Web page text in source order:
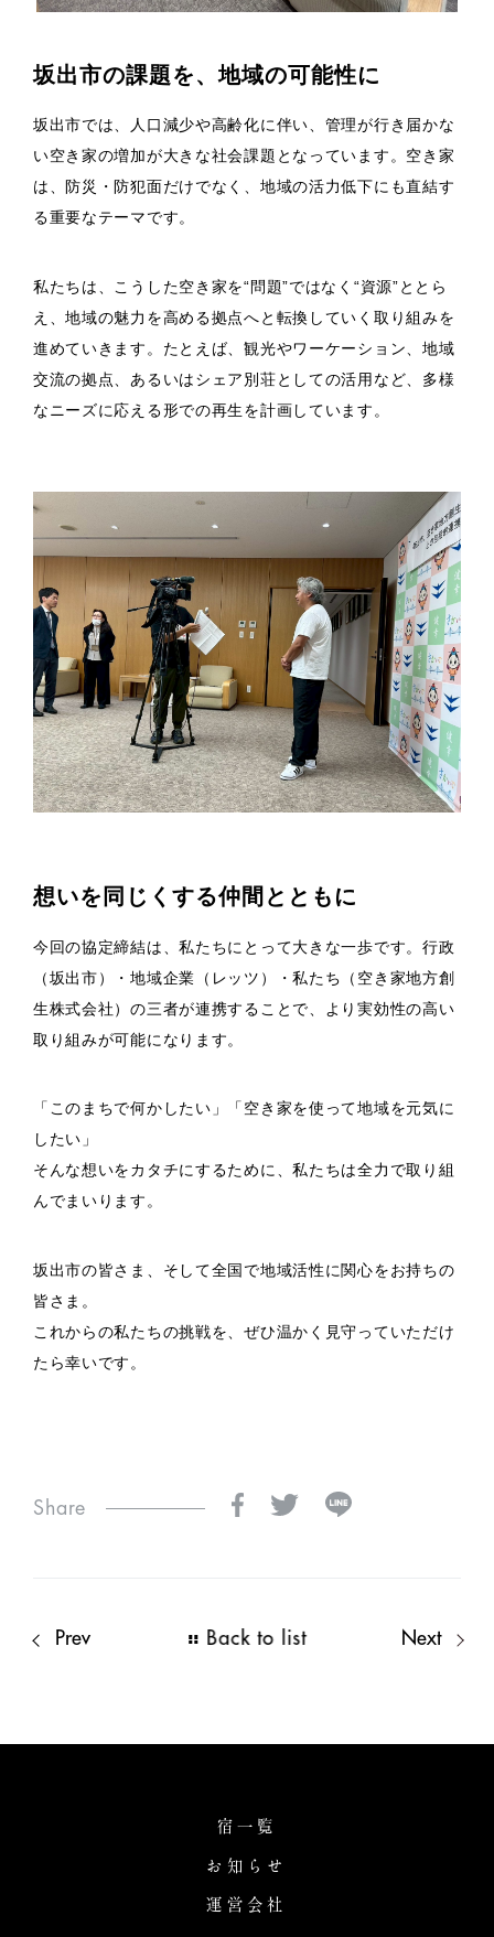
坂出市の課題を、地域の可能性に
坂出市では、人口減少や高齢化に伴い、管理が行き届かな
い空き家の増加が大きな社会課題となっています。空き家
は、防災・防犯面だけでなく、地域の活力低下にも直結す
る重要なテーマです。
私たちは、こうした空き家を“問題”ではなく“資源”ととら
え、地域の魅力を高める拠点へと転換していく取り組みを
進めていきます。たとえば、観光やワーケーション、地域
交流の拠点、あるいはシェア別荘としての活用など、多様
なニーズに応える形での再生を計画しています。
想いを同じくする仲間とともに
今回の協定締結は、私たちにとって大きな一歩です。行政
（坂出市）・地域企業（レッツ）・私たち（空き家地方創
生株式会社）の三者が連携することで、より実効性の高い
取り組みが可能になります。
「このまちで何かしたい」「空き家を使って地域を元気に
したい」
そんな想いをカタチにするために、私たちは全力で取り組
んでまいります。
坂出市の皆さま、そして全国で地域活性に関心をお持ちの
皆さま。
これからの私たちの挑戦を、ぜひ温かく見守っていただけ
たら幸いです。
Share
Prev Back to list Next
宿一覧
お知らせ
運営会社